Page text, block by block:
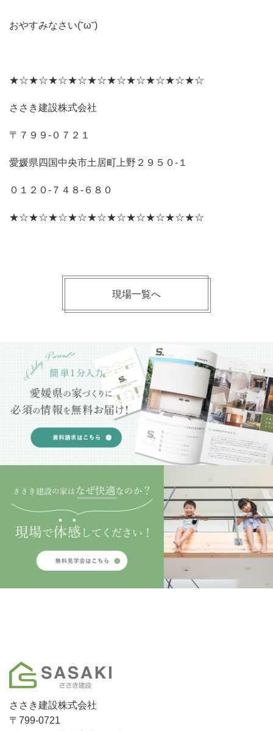
おやすみなさい(˘ω˘)
★☆★☆★☆★☆★☆★☆★☆★☆★☆★☆
ささき建設株式会社
〒７９９‐０７２１
愛媛県四国中央市土居町上野２９５０‐１
０１２０‐７４８‐６８０
★☆★☆★☆★☆★☆★☆★☆★☆★☆★☆
現場一覧へ
ささき建設株式会社
〒799-0721